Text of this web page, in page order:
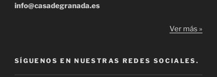
info@casadegranada.es
Ver más »
SÍGUENOS EN NUESTRAS REDES SOCIALES.